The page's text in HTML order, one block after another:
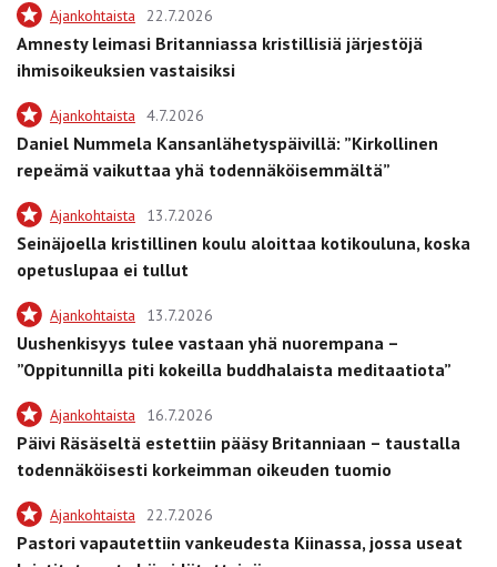
Ajankohtaista 22.7.2026
Amnesty leimasi Britanniassa kristillisiä järjestöjä
ihmisoikeuksien vastaisiksi
Ajankohtaista 4.7.2026
Daniel Nummela Kansanlähetyspäivillä: ”Kirkollinen
repeämä vaikuttaa yhä todennäköisemmältä”
Ajankohtaista 13.7.2026
Seinäjoella kristillinen koulu aloittaa kotikouluna, koska
opetuslupaa ei tullut
Ajankohtaista 13.7.2026
Uushenkisyys tulee vastaan yhä nuorempana –
”Oppitunnilla piti kokeilla buddhalaista meditaatiota”
Ajankohtaista 16.7.2026
Päivi Räsäseltä estettiin pääsy Britanniaan – taustalla
todennäköisesti korkeimman oikeuden tuomio
Ajankohtaista 22.7.2026
Pastori vapautettiin vankeudesta Kiinassa, jossa useat